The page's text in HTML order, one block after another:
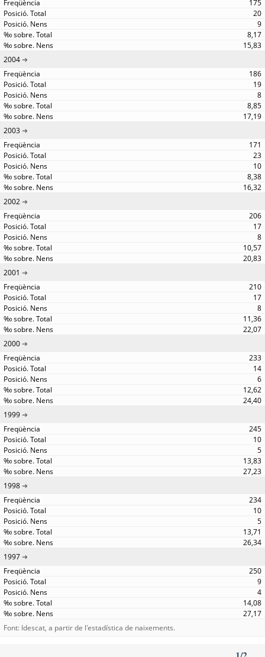
175
20
9
8,17
15,83
2004
186
19
8
8,85
17,19
2003
171
23
10
8,38
16,32
2002
206
17
8
10,57
20,83
2001
210
17
8
11,36
22,07
2000
233
14
6
12,62
24,40
1999
245
10
5
13,83
27,23
1998
234
10
5
13,71
26,34
1997
250
9
4
14,08
27,17
Font: Idescat, a partir de l'estadística de naixements.